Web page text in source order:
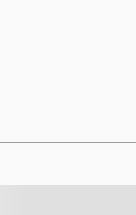
estufa con este kit de repuesto